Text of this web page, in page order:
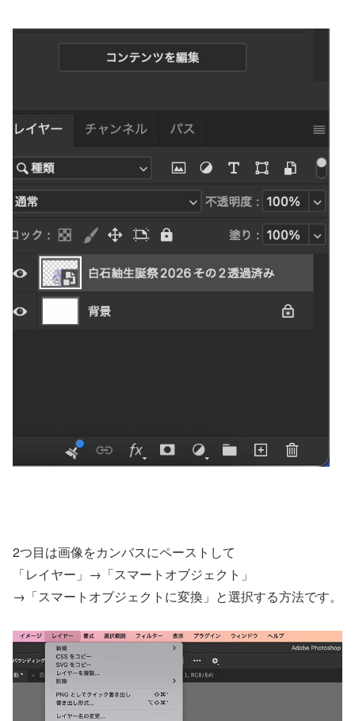
2つ目は画像をカンバスにペーストして
「レイヤー」→「スマートオブジェクト」
→「スマートオブジェクトに変換」と選択する方法です。